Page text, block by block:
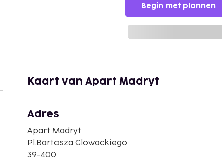
Begin met plannen
Kaart van Apart Madryt
Adres
Apart Madryt
Pl.Bartosza Glowackiego
39-400